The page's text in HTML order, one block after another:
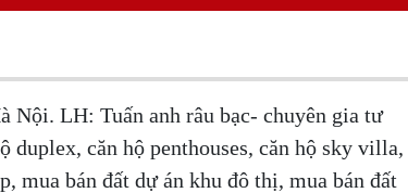
Nội. LH: Tuấn anh râu bạc- chuyên gia tư
căn hộ penthouses, căn hộ sky villa,
mua bán đất dự án khu đô thị, mua bán đất